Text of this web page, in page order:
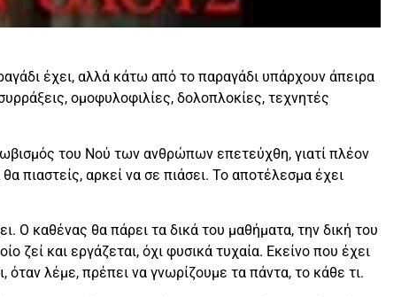
έχει, αλλά κάτω από το παραγάδι υπάρχουν άπειρα
ομοφυλοφιλίες, δολοπλοκίες, τεχνητές
του Νού των ανθρώπων επετεύχθη, γιατί πλέον
πιαστείς, αρκεί να σε πιάσει. Το αποτέλεσμα έχει
Ο καθένας θα πάρει τα δικά του μαθήματα, την δική του
ζεί και εργάζεται, όχι φυσικά τυχαία. Εκείνο που έχει
όταν λέμε, πρέπει να γνωρίζουμε τα πάντα, το κάθε τι.